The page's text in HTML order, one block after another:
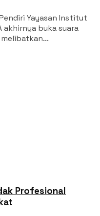
Pendiri Yayasan Institut
akhirnya buka suara
Profesional